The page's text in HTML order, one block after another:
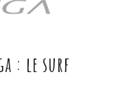
: le surf